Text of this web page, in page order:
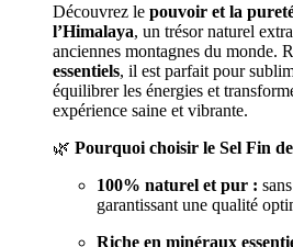
Découvrez le pouvoir et la
l’Himalaya, un trésor naturel
anciennes montagnes du monde.
essentiels, il est parfait pour
équilibrer les énergies et
expérience saine et vibrante.
🌿 Pourquoi choisir le Sel Fin
100% naturel et pur :
garantissant une qualité
Riche en minéraux